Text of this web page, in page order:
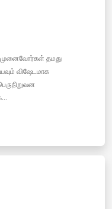
முனைவோர்கள் தமது
விஷேடமாக